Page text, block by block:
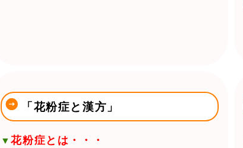
「花粉症と漢方」
▼花粉症とは・・・